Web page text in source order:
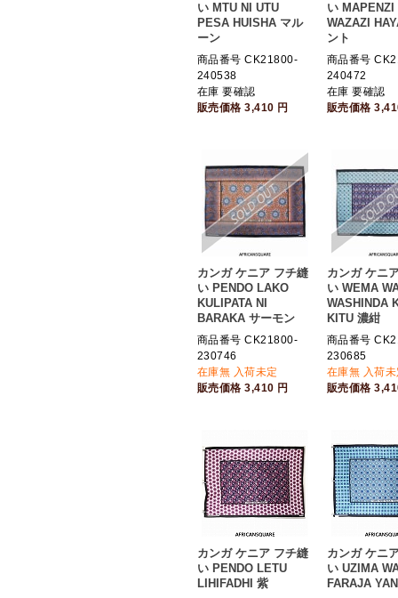
い MTU NI UTU
PESA HUISHA マル
ーン
商品番号 CK21800-
240538
在庫 要確認
販売価格3,410 円
い MAPENZI
WAZAZI
ント
商品番号
240472
在庫 要確認
販売価格
カンガ ケニア フチ縫
い PENDO LAKO
KULIPATA NI
BARAKA サーモン
商品番号 CK21800-
230746
在庫無 入荷未定
販売価格3,410 円
カンガ ケニ
い WEMA
WASHINDA
KITU 濃紺
商品番号
230685
在庫無 入荷
販売価格
カンガ ケニア フチ縫
い PENDO LETU
LIHIFADHI 紫
カンガ ケニ
い UZIMA
FARAJA